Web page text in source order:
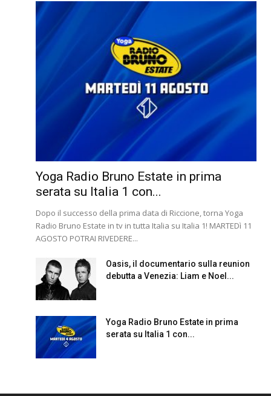
Yoga Radio Bruno Estate in prima
serata su Italia 1 con...
Dopo il successo della prima data di Riccione, torna Yoga
Radio Bruno Estate in tv in tutta Italia su Italia 1! MARTEDì 11
AGOSTO POTRAI RIVEDERE...
Oasis, il documentario sulla reunion
debutta a Venezia: Liam e Noel...
Yoga Radio Bruno Estate in prima
serata su Italia 1 con...